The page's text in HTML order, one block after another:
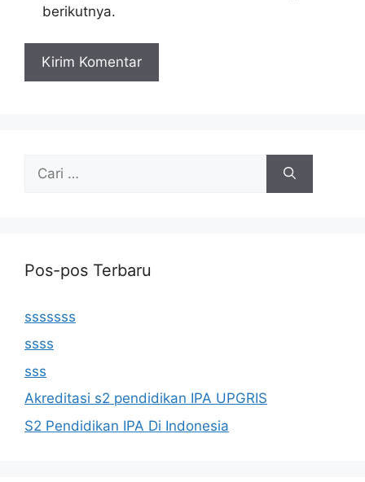
berikutnya.
untuk:
Pos-pos Terbaru
sssssss
ssss
sss
Akreditasi s2 pendidikan IPA UPGRIS
S2 Pendidikan IPA Di Indonesia